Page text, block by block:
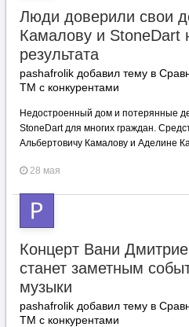
Люди доверили свои
Камалову и StoneDart
результата
pashafrolik добавил тему в
TM с конкурентами
Недостроенный дом и потерянные
StoneDart для многих граждан.
Альбертовичу Камалову и Аделине
28 мая
Концерт Вани
станет заметным
музыки
pashafrolik добавил тему в
TM с конкурентами